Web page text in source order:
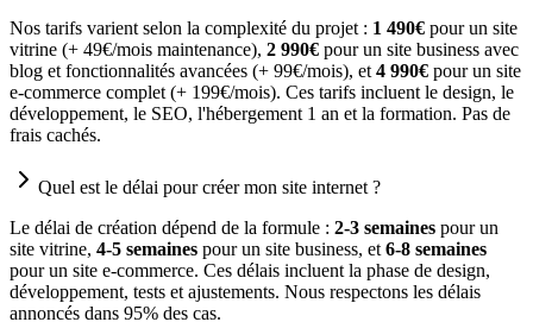
Nos tarifs varient selon la complexité du projet : 1 490€ pour un site
vitrine (+ 49€/mois maintenance), 2 990€ pour un site business avec
blog et fonctionnalités avancées (+ 99€/mois), et 4 990€ pour un site
e-commerce complet (+ 199€/mois). Ces tarifs incluent le design, le
développement, le SEO, l'hébergement 1 an et la formation. Pas de
frais cachés.
Quel est le délai pour créer mon site internet ?
Le délai de création dépend de la formule : 2-3 semaines pour un
site vitrine, 4-5 semaines pour un site business, et 6-8 semaines
pour un site e-commerce. Ces délais incluent la phase de design,
développement, tests et ajustements. Nous respectons les délais
annoncés dans 95% des cas.